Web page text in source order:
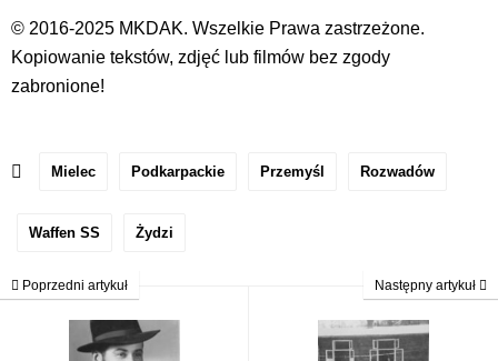
© 2016-2025 MKDAK. Wszelkie Prawa zastrzeżone.
Kopiowanie tekstów, zdjęć lub filmów bez zgody
zabronione!
Mielec Podkarpackie Przemyśl Rozwadów
Waffen SS Żydzi
Poprzedni artykuł Następny artykuł